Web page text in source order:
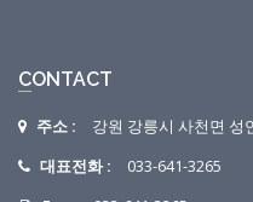
CONTACT
주소 :
강원 강릉시 사천면 성
대표전화 :
033-641-3265